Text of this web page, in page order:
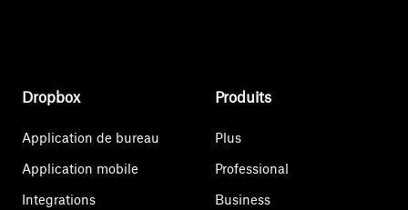
Dropbox
Application de bureau
Application mobile
Integrations
Produits
Plus
Professional
Business